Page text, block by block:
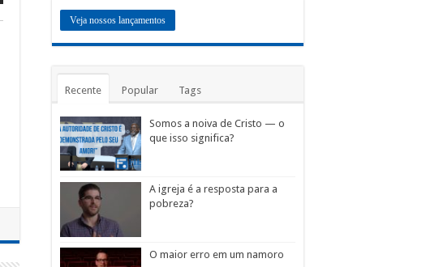
Veja nossos lançamentos
Recente Popular Tags
Somos a noiva de Cristo — o
que isso significa?
A igreja é a resposta para a
pobreza?
O maior erro em um namoro